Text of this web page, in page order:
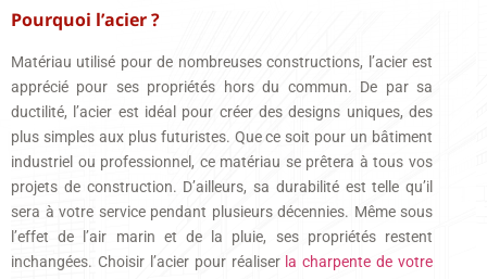
Pourquoi l’acier ?
Matériau utilisé pour de nombreuses constructions, l’acier est
apprécié pour ses propriétés hors du commun. De par sa
ductilité, l’acier est idéal pour créer des designs uniques, des
plus simples aux plus futuristes. Que ce soit pour un bâtiment
industriel ou professionnel, ce matériau se prêtera à tous vos
projets de construction. D’ailleurs, sa durabilité est telle qu’il
sera à votre service pendant plusieurs décennies. Même sous
l’effet de l’air marin et de la pluie, ses propriétés restent
inchangées. Choisir l’acier pour réaliser la charpente de votre